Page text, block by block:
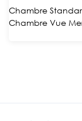
Chambre
Chambre Vue